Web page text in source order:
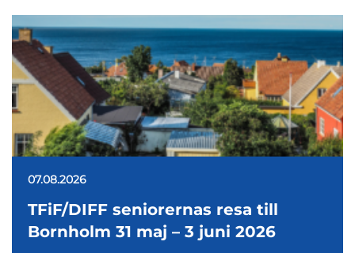
07.08.2026
TFiF/DIFF seniorernas resa till
Bornholm 31 maj – 3 juni 2026